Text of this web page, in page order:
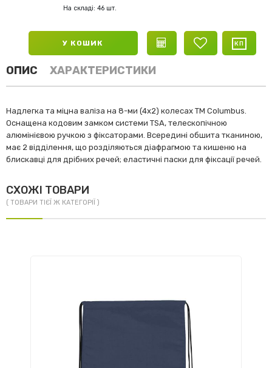
На складі: 46 шт.
У КОШИК
ОПИС ХАРАКТЕРИСТИКИ
Надлегка та міцна валіза на 8-ми (4х2) колесах TM Columbus.
Оснащена кодовим замком системи TSA, телескопічною
алюмінієвою ручкою з фіксаторами. Всередині обшита тканиною,
має 2 відділення, що розділяються діафрагмою та кишеню на
блискавці для дрібних речей; еластичні паски для фіксації речей.
СХОЖІ ТОВАРИ
( ТОВАРИ ТІЄЇ Ж КАТЕГОРІЇ )